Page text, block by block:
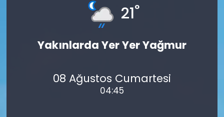
21°
Yakınlarda Yer Yer Yağmur
08 Ağustos Cumartesi
04:45